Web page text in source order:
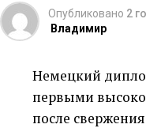
смягчении
услуг, таких
Решение
добрую волю
Опубликовано 2
Владимир
Немецкий
первыми
после